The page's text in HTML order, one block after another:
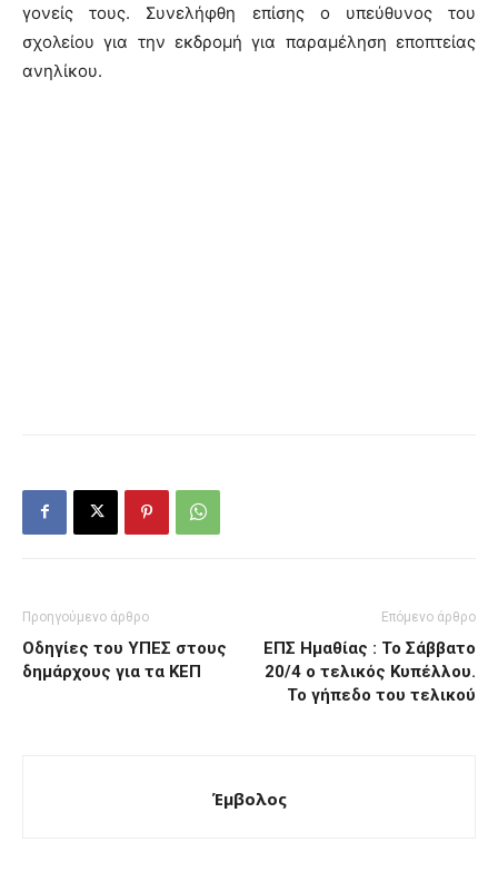
γονείς τους. Συνελήφθη επίσης ο υπεύθυνος του
σχολείου για την εκδρομή για παραμέληση εποπτείας
ανηλίκου.
Προηγούμενο άρθρο
Οδηγίες του ΥΠΕΣ στους
δημάρχους για τα ΚΕΠ
Επόμενο άρθρο
ΕΠΣ Ημαθίας : Το Σάββατο
20/4 ο τελικός Κυπέλλου.
Το γήπεδο του τελικού
Έμβολος